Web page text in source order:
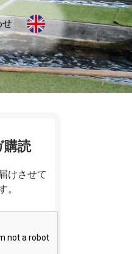
せ
購読
けさせて
。